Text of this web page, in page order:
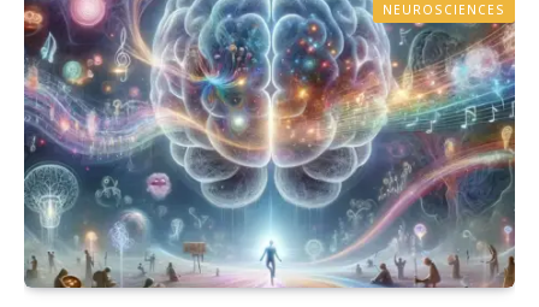
NEUROSCIENCES